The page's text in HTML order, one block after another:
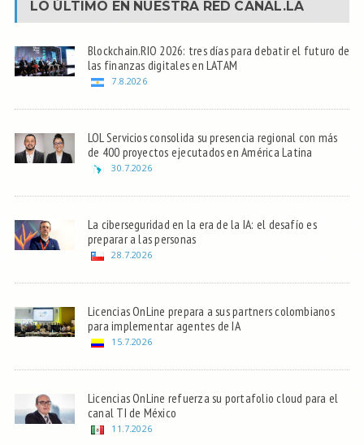
LO ÚLTIMO EN NUESTRA RED CANAL.LA
Blockchain.RIO 2026: tres días para debatir el futuro de
las finanzas digitales en LATAM
7.8.2026
LOL Servicios consolida su presencia regional con más
de 400 proyectos ejecutados en América Latina
30.7.2026
La ciberseguridad en la era de la IA: el desafío es
preparar a las personas
28.7.2026
Licencias OnLine prepara a sus partners colombianos
para implementar agentes de IA
15.7.2026
Licencias OnLine refuerza su portafolio cloud para el
canal TI de México
11.7.2026